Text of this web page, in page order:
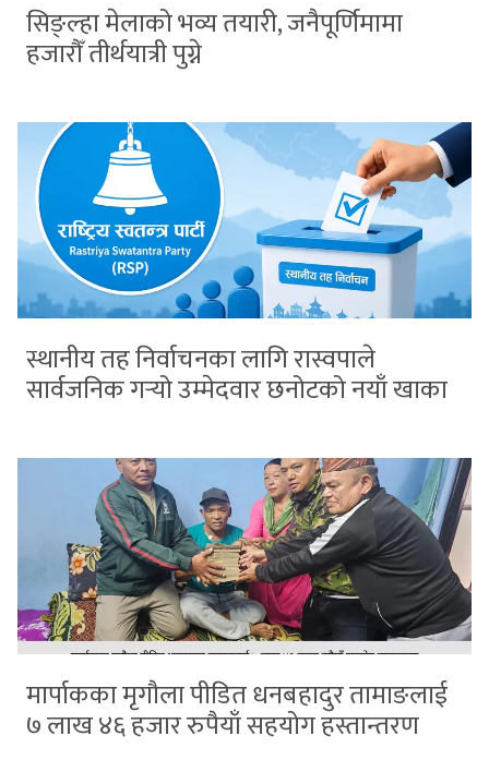
सिङ्ल्हा मेलाको भव्य तयारी, जनैपूर्णिमामा
हजारौँ तीर्थयात्री पुग्ने
स्थानीय तह निर्वाचनका लागि रास्वपाले
सार्वजनिक गर्‍यो उम्मेदवार छनोटको नयाँ खाका
मार्पाकका मृगौला पीडित धनबहादुर तामाङलाई
७ लाख ४६ हजार रुपैयाँ सहयोग हस्तान्तरण